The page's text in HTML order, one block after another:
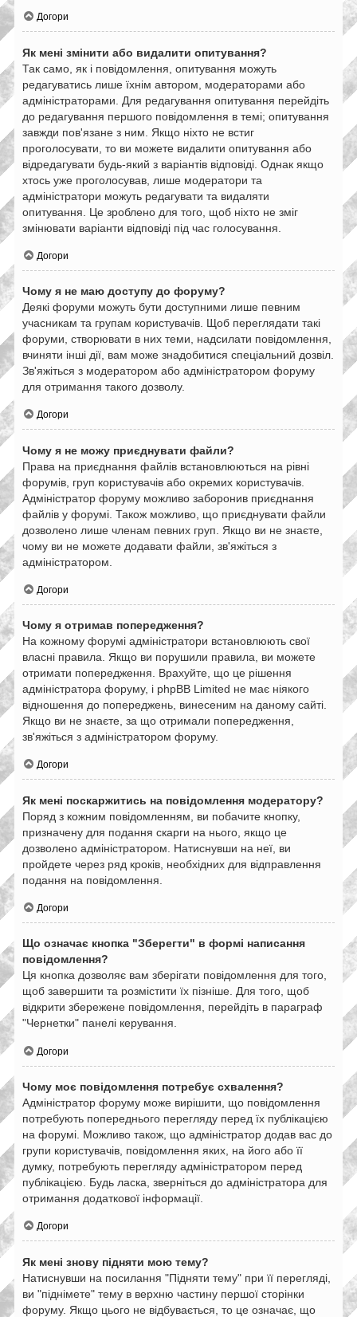
Догори
Як мені змінити або видалити опитування?
Так само, як і повідомлення, опитування можуть
редагуватись лише їхнім автором, модераторами або
адміністраторами. Для редагування опитування перейдіть
до редагування першого повідомлення в темі; опитування
завжди пов'язане з ним. Якщо ніхто не встиг
проголосувати, то ви можете видалити опитування або
відредагувати будь-який з варіантів відповіді. Однак якщо
хтось уже проголосував, лише модератори та
адміністратори можуть редагувати та видаляти
опитування. Це зроблено для того, щоб ніхто не зміг
змінювати варіанти відповіді під час голосування.
Догори
Чому я не маю доступу до форуму?
Деякі форуми можуть бути доступними лише певним
учасникам та групам користувачів. Щоб переглядати такі
форуми, створювати в них теми, надсилати повідомлення,
вчиняти інші дії, вам може знадобитися спеціальний дозвіл.
Зв'яжіться з модератором або адміністратором форуму
для отримання такого дозволу.
Догори
Чому я не можу приєднувати файли?
Права на приєднання файлів встановлюються на рівні
форумів, груп користувачів або окремих користувачів.
Адміністратор форуму можливо заборонив приєднання
файлів у форумі. Також можливо, що приєднувати файли
дозволено лише членам певних груп. Якщо ви не знаєте,
чому ви не можете додавати файли, зв'яжіться з
адміністратором.
Догори
Чому я отримав попередження?
На кожному форумі адміністратори встановлюють свої
власні правила. Якщо ви порушили правила, ви можете
отримати попередження. Врахуйте, що це рішення
адміністратора форуму, і phpBB Limited не має ніякого
відношення до попереджень, винесеним на даному сайті.
Якщо ви не знаєте, за що отримали попередження,
зв'яжіться з адміністратором форуму.
Догори
Як мені поскаржитись на повідомлення модератору?
Поряд з кожним повідомленням, ви побачите кнопку,
призначену для подання скарги на нього, якщо це
дозволено адміністратором. Натиснувши на неї, ви
пройдете через ряд кроків, необхідних для відправлення
подання на повідомлення.
Догори
Що означає кнопка "Зберегти" в формі написання
повідомлення?
Ця кнопка дозволяє вам зберігати повідомлення для того,
щоб завершити та розмістити їх пізніше. Для того, щоб
відкрити збережене повідомлення, перейдіть в параграф
"Чернетки" панелі керування.
Догори
Чому моє повідомлення потребує схвалення?
Адміністратор форуму може вирішити, що повідомлення
потребують попереднього перегляду перед їх публікацією
на форумі. Можливо також, що адміністратор додав вас до
групи користувачів, повідомлення яких, на його або її
думку, потребують перегляду адміністратором перед
публікацією. Будь ласка, зверніться до адміністратора для
отримання додаткової інформації.
Догори
Як мені знову підняти мою тему?
Натиснувши на посилання "Підняти тему" при її перегляді,
ви "піднімете" тему в верхню частину першої сторінки
форуму. Якщо цього не відбувається, то це означає, що